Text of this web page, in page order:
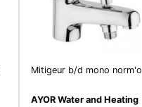
Mitigeur b/d mono norm'o
AYOR Water and Heating